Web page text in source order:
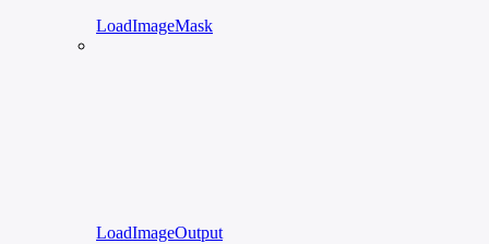
LoadImageMask
LoadImageOutput